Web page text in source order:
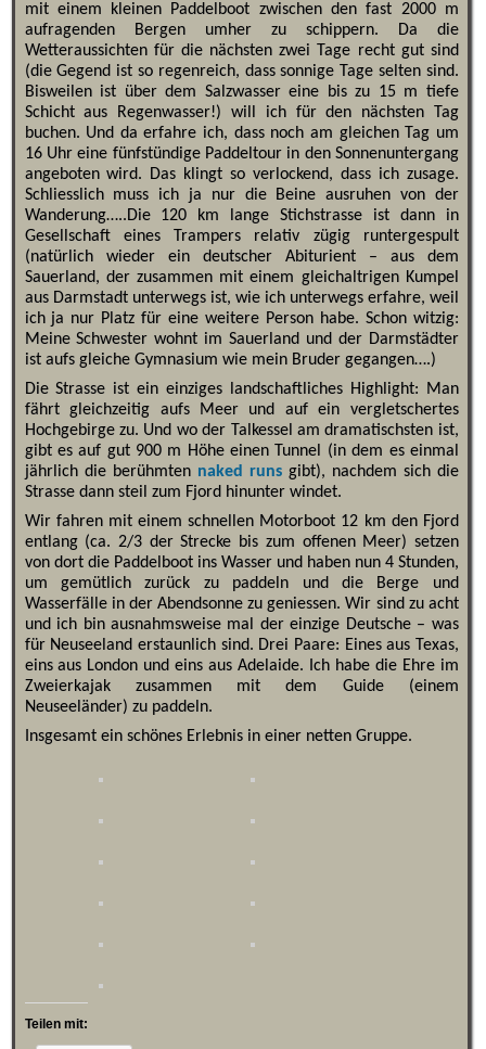
mit einem kleinen Paddelboot zwischen den fast 2000 m
aufragenden Bergen umher zu schippern. Da die
Wetteraussichten für die nächsten zwei Tage recht gut sind
(die Gegend ist so regenreich, dass sonnige Tage selten sind.
Bisweilen ist über dem Salzwasser eine bis zu 15 m tiefe
Schicht aus Regenwasser!) will ich für den nächsten Tag
buchen. Und da erfahre ich, dass noch am gleichen Tag um
16 Uhr eine fünfstündige Paddeltour in den Sonnenuntergang
angeboten wird. Das klingt so verlockend, dass ich zusage.
Schliesslich muss ich ja nur die Beine ausruhen von der
Wanderung…..Die 120 km lange Stichstrasse ist dann in
Gesellschaft eines Trampers relativ zügig runtergespult
(natürlich wieder ein deutscher Abiturient – aus dem
Sauerland, der zusammen mit einem gleichaltrigen Kumpel
aus Darmstadt unterwegs ist, wie ich unterwegs erfahre, weil
ich ja nur Platz für eine weitere Person habe. Schon witzig:
Meine Schwester wohnt im Sauerland und der Darmstädter
ist aufs gleiche Gymnasium wie mein Bruder gegangen….)
Die Strasse ist ein einziges landschaftliches Highlight: Man
fährt gleichzeitig aufs Meer und auf ein vergletschertes
Hochgebirge zu. Und wo der Talkessel am dramatischsten ist,
gibt es auf gut 900 m Höhe einen Tunnel (in dem es einmal
jährlich die berühmten naked runsgibt), nachdem sich die
Strasse dann steil zum Fjord hinunter windet.
Wir fahren mit einem schnellen Motorboot 12 km den Fjord
entlang (ca. 2/3 der Strecke bis zum offenen Meer) setzen
von dort die Paddelboot ins Wasser und haben nun 4 Stunden,
um gemütlich zurück zu paddeln und die Berge und
Wasserfälle in der Abendsonne zu geniessen. Wir sind zu acht
und ich bin ausnahmsweise mal der einzige Deutsche – was
für Neuseeland erstaunlich sind. Drei Paare: Eines aus Texas,
eins aus London und eins aus Adelaide. Ich habe die Ehre im
Zweierkajak zusammen mit dem Guide (einem
Neuseeländer) zu paddeln.
Insgesamt ein schönes Erlebnis in einer netten Gruppe.
Teilen mit: